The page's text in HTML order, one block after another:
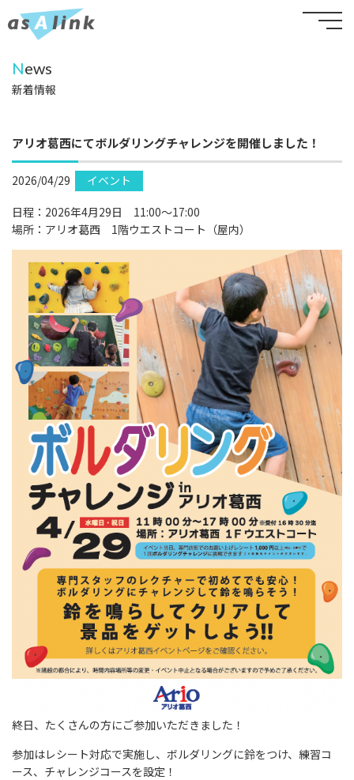
News
新着情報
アリオ葛西にてボルダリングチャレンジを開催しました！
2026/04/29
イベント
日程：2026年4月29日 11:00〜17:00
場所：アリオ葛西 1階ウエストコート（屋内）
終日、たくさんの方にご参加いただきました！
参加はレシート対応で実施し、ボルダリングに鈴をつけ、練習コ
ース、チャレンジコースを設定！